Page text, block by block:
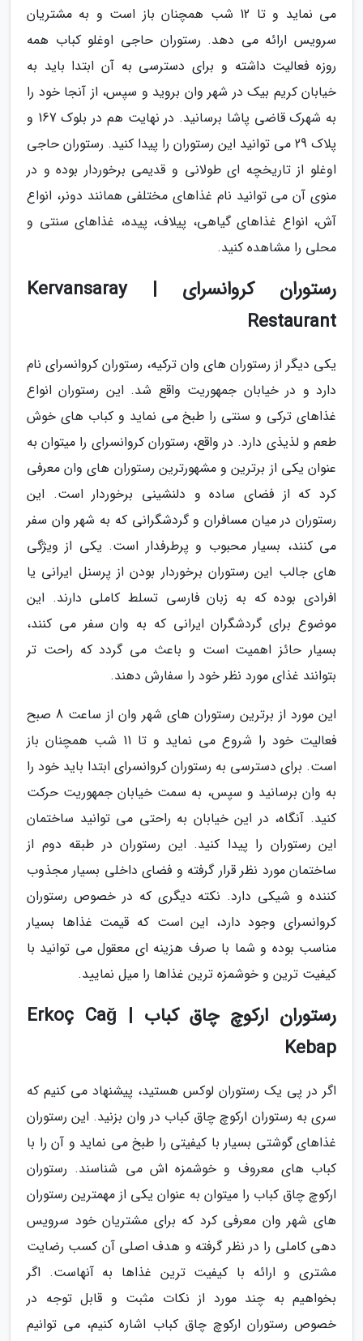
می نماید و تا 12 شب همچنان باز است و به مشتریان
سرویس ارائه می دهد. رستوران حاجی اوغلو کباب همه
روزه فعالیت داشته و برای دسترسی به آن ابتدا باید به
خیابان کریم بیک در شهر وان بروید و سپس، از آنجا خود را
به شهرک قاضی پاشا برسانید. در نهایت هم در بلوک 167 و
پلاک 29 می توانید این رستوران را پیدا کنید. رستوران حاجی
اوغلو از تاریخچه ای طولانی و قدیمی برخوردار بوده و در
منوی آن می توانید نام غذاهای مختلفی همانند دونر، انواع
آش، انواع غذاهای گیاهی، پیلاف، پیده، غذاهای سنتی و
محلی را مشاهده کنید.
رستوران کروانسرای | Kervansaray
Restaurant
یکی دیگر از رستوران های وان ترکیه، رستوران کروانسرای نام
دارد و در خیابان جمهوریت واقع شد. این رستوران انواع
غذاهای ترکی و سنتی را طبخ می نماید و کباب های خوش
طعم و لذیذی دارد. در واقع، رستوران کروانسرای را میتوان به
عنوان یکی از برترین و مشهورترین رستوران های وان معرفی
کرد که از فضای ساده و دلنشینی برخوردار است. این
رستوران در میان مسافران و گردشگرانی که به شهر وان سفر
می کنند، بسیار محبوب و پرطرفدار است. یکی از ویژگی
های جالب این رستوران برخوردار بودن از پرسنل ایرانی یا
افرادی بوده که به زبان فارسی تسلط کاملی دارند. این
موضوع برای گردشگران ایرانی که به وان سفر می کنند،
بسیار حائز اهمیت است و باعث می گردد که راحت تر
بتوانند غذای مورد نظر خود را سفارش دهند.
این مورد از برترین رستوران های شهر وان از ساعت 8 صبح
فعالیت خود را شروع می نماید و تا 11 شب همچنان باز
است. برای دسترسی به رستوران کروانسرای ابتدا باید خود را
به وان برسانید و سپس، به سمت خیابان جمهوریت حرکت
کنید. آنگاه، در این خیابان به راحتی می توانید ساختمان
این رستوران را پیدا کنید. این رستوران در طبقه دوم از
ساختمان مورد نظر قرار گرفته و فضای داخلی بسیار مجذوب
کننده و شیکی دارد. نکته دیگری که در خصوص رستوران
کروانسرای وجود دارد، این است که قیمت غذاها بسیار
مناسب بوده و شما با صرف هزینه ای معقول می توانید با
کیفیت ترین و خوشمزه ترین غذاها را میل نمایید.
رستوران ارکوچ چاق کباب | Erkoç Cağ
Kebap
اگر در پی یک رستوران لوکس هستید، پیشنهاد می کنیم که
سری به رستوران ارکوچ چاق کباب در وان بزنید. این رستوران
غذاهای گوشتی بسیار با کیفیتی را طبخ می نماید و آن را با
کباب های معروف و خوشمزه اش می شناسند. رستوران
ارکوچ چاق کباب را میتوان به عنوان یکی از مهمترین رستوران
های شهر وان معرفی کرد که برای مشتریان خود سرویس
دهی کاملی را در نظر گرفته و هدف اصلی آن کسب رضایت
مشتری و ارائه با کیفیت ترین غذاها به آنهاست. اگر
بخواهیم به چند مورد از نکات مثبت و قابل توجه در
خصوص رستوران ارکوچ چاق کباب اشاره کنیم، می توانیم